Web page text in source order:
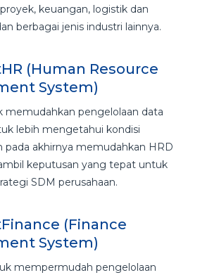
keuangan, logistik dan
berbagai jenis industri lainnya.
(Human Resource
System)
memudahkan pengelolaan data
lebih mengetahui kondisi
pada akhirnya memudahkan HRD
keputusan yang tepat untuk
SDM perusahaan.
(Finance
System)
mempermudah pengelolaan